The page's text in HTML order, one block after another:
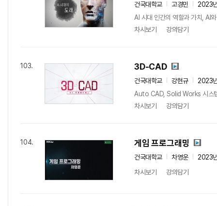
건국대학교 고경민
2023
AI 시대 인간의 역할과 가치, AI
차시보기
강의담기
103. 3D-CAD
건국대학교 강현규
2023
Auto CAD, Solid Works 시스템
차시보기
강의담기
104. 게임 프로그래밍
건국대학교 차영운
2023
차시보기
강의담기